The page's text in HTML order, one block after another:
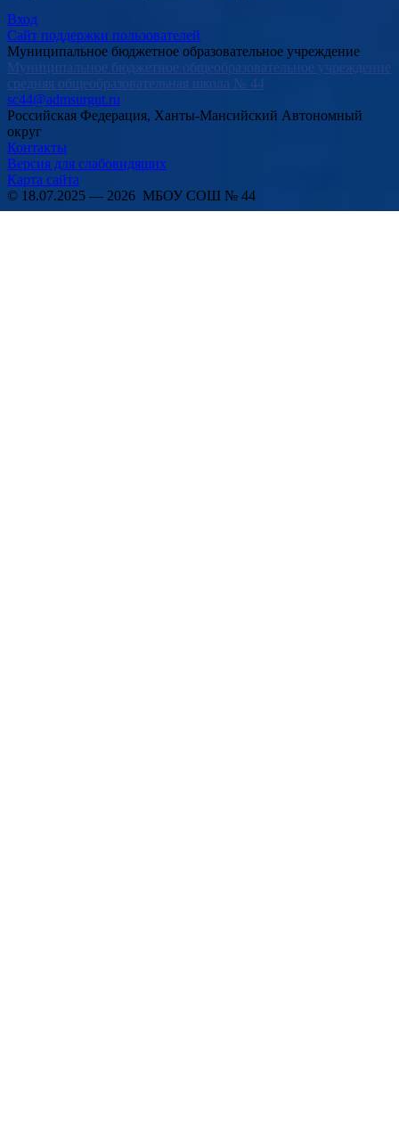
Вход
Сайт поддержки пользователей
Муниципальное бюджетное образовательное учреждение
Муниципальное бюджетное общеобразовательное учреждение
средняя общеобразовательная школа № 44
sc44@admsurgut.ru
Российская Федерация, Ханты-Мансийский Автономный
округ
Контакты
Версия для слабовидящих
Карта сайта
© 18.07.2025 — 2026 МБОУ СОШ № 44